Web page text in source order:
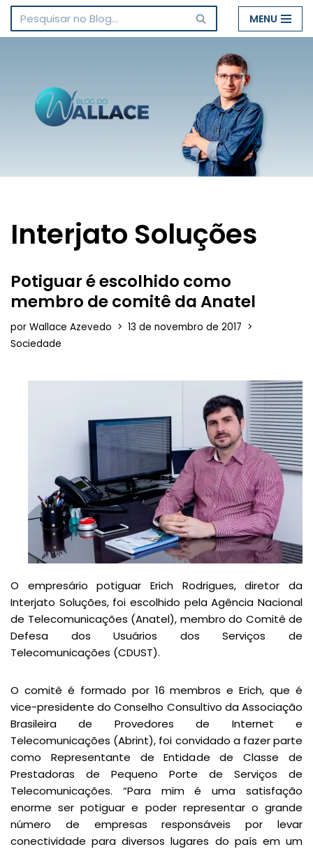
Pular
conteúdo
MENU
Interjato Soluções
Potiguar é escolhido como
membro de comitê da Anatel
por Wallace Azevedo
13 de novembro de 2017
Sociedade
O empresário potiguar Erich Rodrigues, diretor da
Interjato Soluções, foi escolhido pela Agência Nacional
de Telecomunicações (Anatel), membro do Comitê de
Defesa dos Usuários dos Serviços de
Telecomunicações (CDUST).
O comitê é formado por 16 membros e Erich, que é
vice-presidente do Conselho Consultivo da Associação
Brasileira de Provedores de Internet e
Telecomunicações (Abrint), foi convidado a fazer parte
como Representante de Entidade de Classe de
Prestadoras de Pequeno Porte de Serviços de
Telecomunicações. “Para mim é uma satisfação
enorme ser potiguar e poder representar o grande
número de empresas responsáveis por levar
conectividade para diversos lugares do país em um